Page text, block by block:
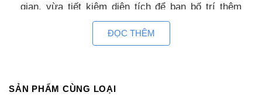
gian, vừa tiết kiệm diện tích để bạn bố trí thêm
các thiết bị bếp khác. Với kiểu lắp đặt này, sản
phẩm giúp gian bếp trở nên gọn và đẹp hơn.
Đây là dòng lò nướng nhập khẩu có xuất xứ từ Ý.
ĐỌC THÊM
SẢN PHẨM CÙNG LOẠI